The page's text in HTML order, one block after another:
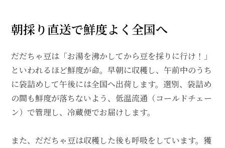
朝採り直送で鮮度よく全国へ
だだちゃ豆は「お湯を沸かしてから豆を採りに行け！」
といわれるほど鮮度が命。早朝に収穫し、午前中のうち
に袋詰めして午後には全国へ出荷します。選別、袋詰め
の間も鮮度が落ちないよう、低温流通（コールドチェー
ン）で管理し、冷蔵便でお届けします。
また、だだちゃ豆は収穫した後も呼吸をしています。獲